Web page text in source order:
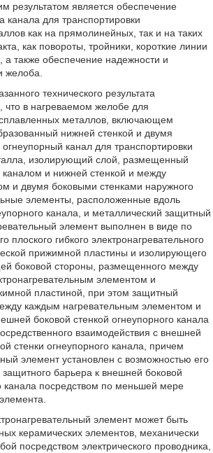
результатом является обеспечение
канала для транспортировки
как на прямолинейных, так и на таких
как повороты, тройники, короткие линии
а также обеспечение надежности и
желоба.
технического результата
что в нагреваемом желобе для
металлов, включающем
нижней стенкой и двумя
канал для транспортировки
изолирующий слой, размещенный
и нижней стенкой и между
и двумя боковыми стенками наружного
элементы, расположенные вдоль
канала, и металлический защитный
элемент выполнен в виде по
плоского гибкого электронагревательного
прижимной пластины и изолирующего
боковой стороны, размещенного между
элементом и
пластиной, при этом защитный
каждым нагревательным элементом и
боковой стенкой огнеупорного канала
взаимодействия с внешней
стенки огнеупорного канала, причем
элемент установлен с возможностью его
барьера к внешней боковой
канала посредством по меньшей мере
элемент может быть
керамических элементов, механически
посредством электрического проводника,